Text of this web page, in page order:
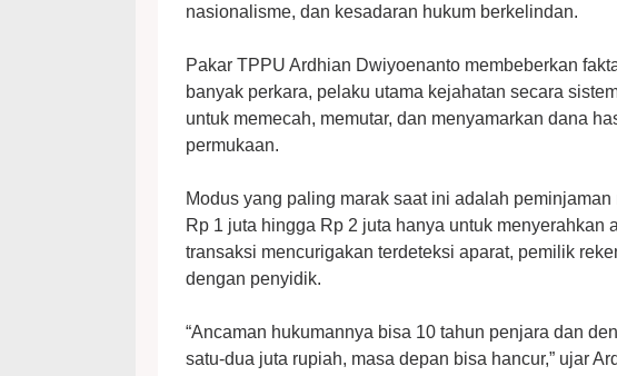
nasionalisme, dan kesadaran hukum berkelindan.
Pakar TPPU Ardhian Dwiyoenanto membeberkan
banyak perkara, pelaku utama kejahatan secara
untuk memecah, memutar, dan menyamarkan dana
permukaan.
Modus yang paling marak saat ini adalah
Rp 1 juta hingga Rp 2 juta hanya untuk menyerahkan
transaksi mencurigakan terdeteksi aparat, pemilik
dengan penyidik.
“Ancaman hukumannya bisa 10 tahun penjara dan
satu-dua juta rupiah, masa depan bisa hancur,” ujar